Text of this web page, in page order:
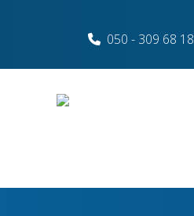
050 - 309 68 18